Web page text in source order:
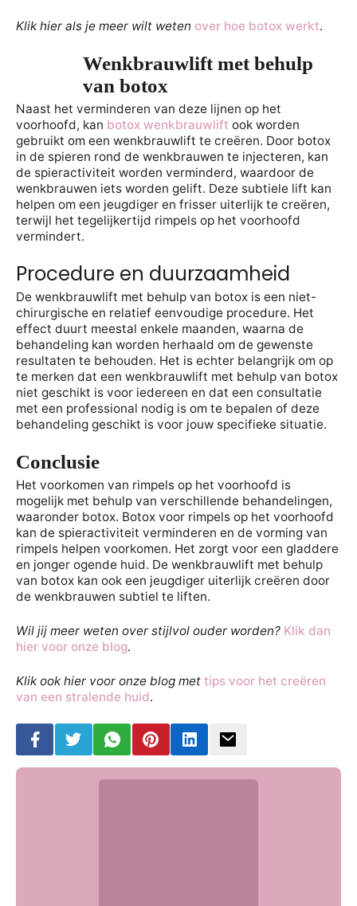
Klik hier als je meer wilt weten over hoe botox werkt.
Wenkbrauwlift met behulp
van botox
Naast het verminderen van deze lijnen op het
voorhoofd, kan botox wenkbrauwlift ook worden
gebruikt om een wenkbrauwlift te creëren. Door botox
in de spieren rond de wenkbrauwen te injecteren, kan
de spieractiviteit worden verminderd, waardoor de
wenkbrauwen iets worden gelift. Deze subtiele lift kan
helpen om een jeugdiger en frisser uiterlijk te creëren,
terwijl het tegelijkertijd rimpels op het voorhoofd
vermindert.
Procedure en duurzaamheid
De wenkbrauwlift met behulp van botox is een niet-
chirurgische en relatief eenvoudige procedure. Het
effect duurt meestal enkele maanden, waarna de
behandeling kan worden herhaald om de gewenste
resultaten te behouden. Het is echter belangrijk om op
te merken dat een wenkbrauwlift met behulp van botox
niet geschikt is voor iedereen en dat een consultatie
met een professional nodig is om te bepalen of deze
behandeling geschikt is voor jouw specifieke situatie.
Conclusie
Het voorkomen van rimpels op het voorhoofd is
mogelijk met behulp van verschillende behandelingen,
waaronder botox. Botox voor rimpels op het voorhoofd
kan de spieractiviteit verminderen en de vorming van
rimpels helpen voorkomen. Het zorgt voor een gladdere
en jonger ogende huid. De wenkbrauwlift met behulp
van botox kan ook een jeugdiger uiterlijk creëren door
de wenkbrauwen subtiel te liften.
Wil jij meer weten over stijlvol ouder worden? Klik dan
hier voor onze blog.
Klik ook hier voor onze blog met tips voor het creëren
van een stralende huid.